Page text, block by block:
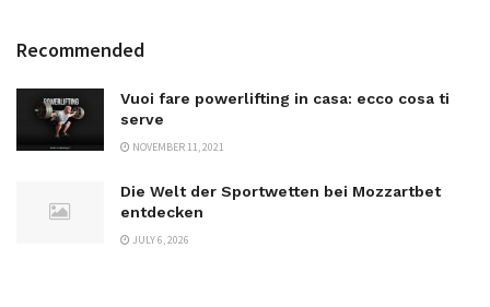
Recommended
Vuoi fare powerlifting in casa: ecco cosa ti
serve
NOVEMBER 11, 2021
Die Welt der Sportwetten bei Mozzartbet
entdecken
JULY 6, 2026